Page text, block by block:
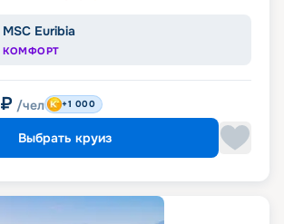
MSC Euribia
КОМФОРТ
₽ /чел +1 000
Выбрать круиз